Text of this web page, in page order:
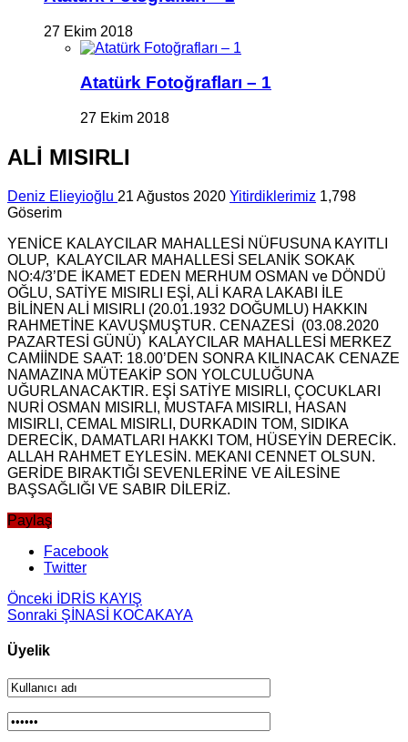
27 Ekim 2018
Atatürk Fotoğrafları – 1
27 Ekim 2018
ALİ MISIRLI
Deniz Elieyioğlu 21 Ağustos 2020 Yitirdiklerimiz 1,798
Göserim
YENİCE KALAYCILAR MAHALLESİ NÜFUSUNA KAYITLI
OLUP, KALAYCILAR MAHALLESİ SELANİK SOKAK
NO:4/3’DE İKAMET EDEN MERHUM OSMAN ve DÖNDÜ
OĞLU, SATİYE MISIRLI EŞİ, ALİ KARA LAKABI İLE
BİLİNEN ALİ MISIRLI (20.01.1932 DOĞUMLU) HAKKIN
RAHMETİNE KAVUŞMUŞTUR. CENAZESİ (03.08.2020
PAZARTESİ GÜNÜ) KALAYCILAR MAHALLESİ MERKEZ
CAMİİNDE SAAT: 18.00’DEN SONRA KILINACAK CENAZE
NAMAZINA MÜTEAKİP SON YOLCULUĞUNA
UĞURLANACAKTIR. EŞİ SATİYE MISIRLI, ÇOCUKLARI
NURİ OSMAN MISIRLI, MUSTAFA MISIRLI, HASAN
MISIRLI, CEMAL MISIRLI, DURKADIN TOM, SIDIKA
DERECİK, DAMATLARI HAKKI TOM, HÜSEYİN DERECİK.
ALLAH RAHMET EYLESİN. MEKANI CENNET OLSUN.
GERİDE BIRAKTIĞI SEVENLERİNE VE AİLESİNE
BAŞSAĞLIĞI VE SABIR DİLERİZ.
Paylaş
Facebook
Twitter
Önceki İDRİS KAYIŞ
Sonraki ŞİNASİ KOCAKAYA
Üyelik